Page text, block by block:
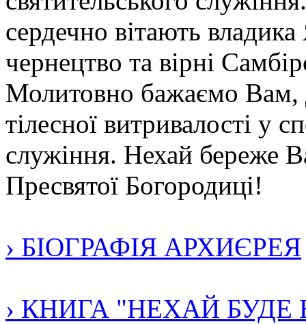
сердечно вітають
чернецтво та вірні
Молитовно бажаємо Вам,
тілесної витривалості у
служіння. Нехай береже
Пресвятої Богородиці!
› БІОГРАФІЯ АРХИЄРЕЯ
› КНИГА "НЕХАЙ БУДЕ